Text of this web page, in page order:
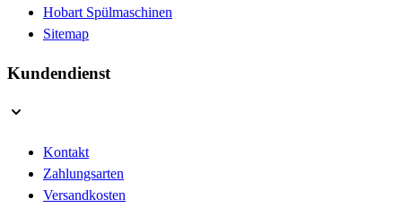
Hobart Spülmaschinen
Sitemap
Kundendienst
Kontakt
Zahlungsarten
Versandkosten